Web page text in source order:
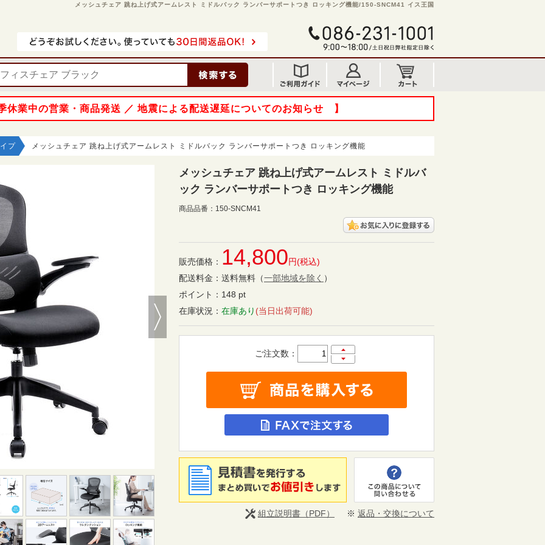
メッシュチェア 跳ね上げ式アームレスト ミドルバック ランバーサポートつき ロッキング機能/150-SNCM41 イス王国
業中の営業・商品発送 ／ 地震による配送遅延についてのお知らせ 】
プ メッシュチェア 跳ね上げ式アームレスト ミドルバック ランバーサポートつき ロッキング機能
Next
メッシュチェア 跳ね上げ式アームレスト ミドルバ
ック ランバーサポートつき ロッキング機能
商品品番： 150-SNCM41
販売価格： 14,800円(税込)
配送料金： 送料無料 （一部地域を除く ）
ポイント： 148 pt
在庫状況： 在庫あり (当日出荷可能)
ご注文数：
組立説明書（PDF） ※ 返品・交換について